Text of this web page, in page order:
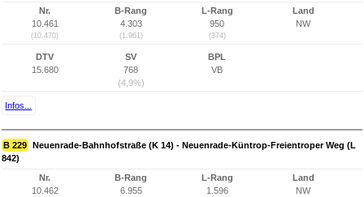
Nr.
10.461
(10.470)
B-Rang
4.303
(1.961)
L-Rang
950
(374)
Land
NW
DTV
15.680
SV
768
(4,9%)
BPL
VB
Infos...
B 229 Neuenrade-Bahnhofstraße (K 14) - Neuenrade-Küntrop-Freientroper Weg (L
842)
Nr.
10.462
B-Rang
6.955
L-Rang
1.596
Land
NW